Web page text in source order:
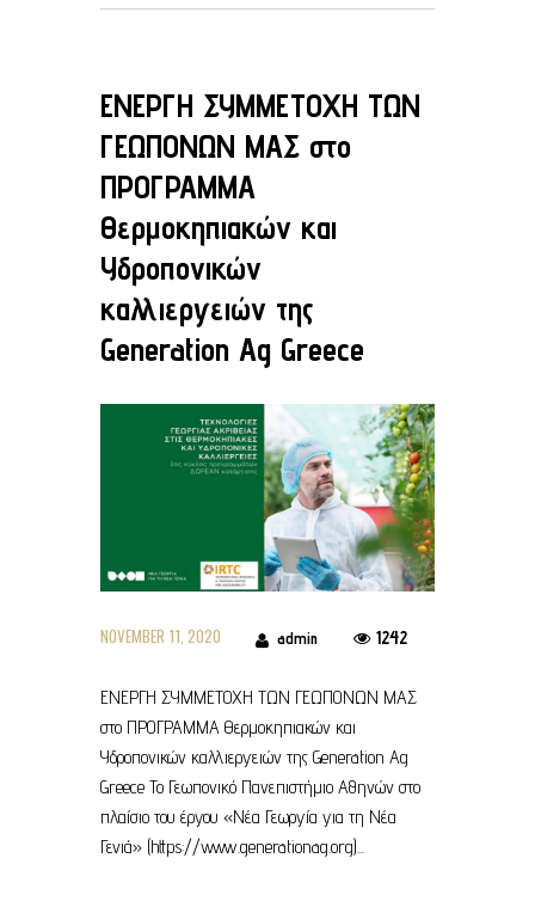
ΕΝΕΡΓΗ ΣΥΜΜΕΤΟΧΗ ΤΩΝ
ΓΕΩΠΟΝΩΝ ΜΑΣ στο
ΠΡΟΓΡΑΜΜΑ
Θερμοκηπιακών και
Υδροπονικών
καλλιεργειών της
Generation Ag Greece
NOVEMBER 11, 2020 admin 1242
ΕΝΕΡΓΗ ΣΥΜΜΕΤΟΧΗ ΤΩΝ ΓΕΩΠΟΝΩΝ ΜΑΣ
στο ΠΡΟΓΡΑΜΜΑ Θερμοκηπιακών και
Υδροπονικών καλλιεργειών της Generation Ag
Greece Το Γεωπονικό Πανεπιστήμιο Αθηνών στο
πλαίσιο του έργου «Νέα Γεωργία για τη Νέα
Γενιά» (https://www.generationag.org)...